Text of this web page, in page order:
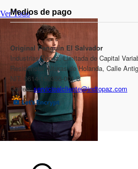
Ver Todo
Medios de pago
Original Penguin El Salvador
Industrias Topaz, Limitada de Capital
Residencial Alturas de Holanda, Calle
NIT: 0614-150356-001-8
Correo:servicioalcliente@indtopaz.com